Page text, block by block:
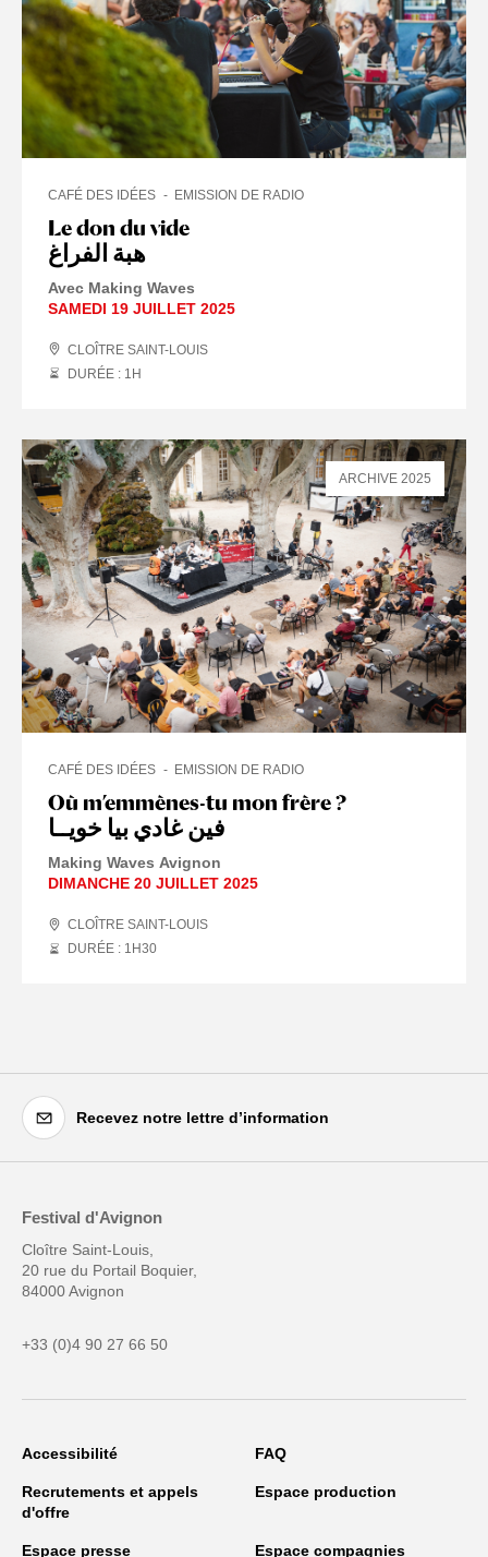
Le don du vide
هبة الفراغ
CAFÉ DES IDÉES EMISSION DE RADIO
Avec Making Waves
SAMEDI 19 JUILLET 2025
CLOÎTRE SAINT-LOUIS
DURÉE : 1 H
Où m’emmènes-tu mon frère ?
فين غادي بيا خويــا
CAFÉ DES IDÉES EMISSION DE RADIO
Making Waves Avignon
DIMANCHE 20 JUILLET 2025
CLOÎTRE SAINT-LOUIS
DURÉE : 1 H30
ARCHIVE 2025
Recevez notre lettre d’information
Festival d'Avignon
Cloître Saint-Louis,
20 rue du Portail Boquier,
84000 Avignon
+33 (0)4 90 27 66 50
Accessibilité FAQ
Recrutements et appels
d'offre
Espace production
Espace presse Espace compagnies